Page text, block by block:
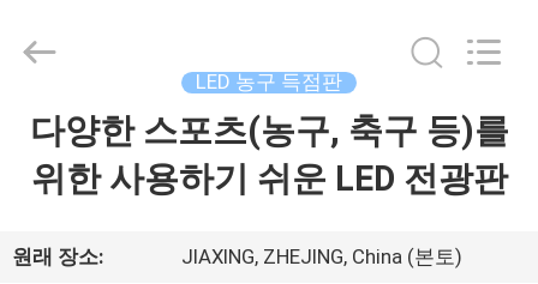
집
품
2026
Jiaxing
Technology
Rights
Reserved.
LED 농구 득점판
다양한 스포츠(농구, 축구 등)를
위한 사용하기 쉬운 LED 전광판
원래 장소: JIAXING, ZHEJING, China (본토)